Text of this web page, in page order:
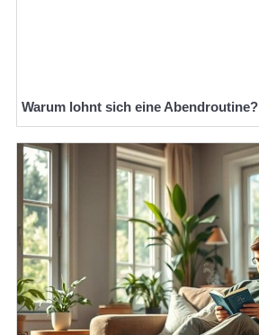
Warum lohnt sich eine Abendroutine?